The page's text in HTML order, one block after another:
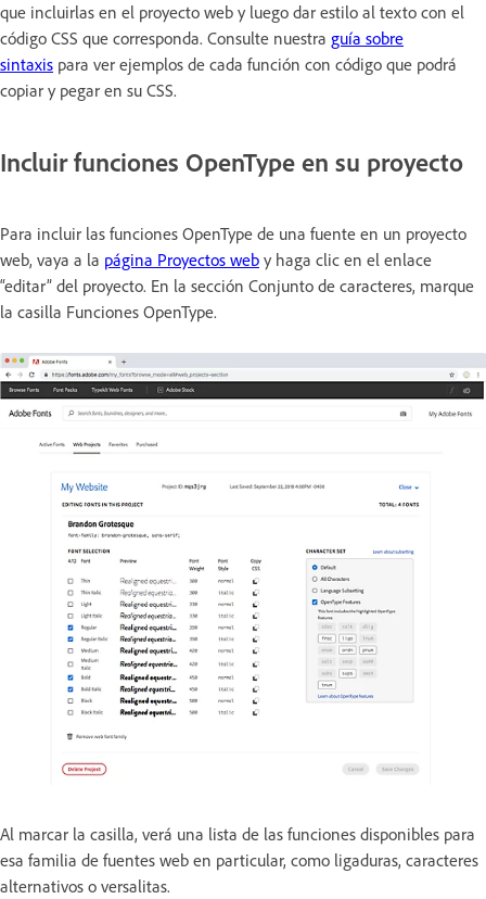
que incluirlas en el proyecto web y luego dar estilo al texto con el
código CSS que corresponda. Consulte nuestra guía sobre
sintaxis para ver ejemplos de cada función con código que podrá
copiar y pegar en su CSS.
Incluir funciones OpenType en su proyecto
Para incluir las funciones OpenType de una fuente en un proyecto
web, vaya a la página Proyectos web y haga clic en el enlace
“editar” del proyecto. En la sección Conjunto de caracteres, marque
la casilla Funciones OpenType.
Al marcar la casilla, verá una lista de las funciones disponibles para
esa familia de fuentes web en particular, como ligaduras, caracteres
alternativos o versalitas.